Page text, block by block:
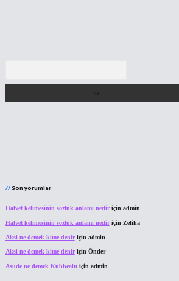
Son yorumlar
Halvet kelimesinin sözlük anlamı nediriçin admin
Halvet kelimesinin sözlük anlamı nediriçin Zeliha
Aksi ne demek kime deniriçin admin
Aksi ne demek kime deniriçin Önder
Asude ne demek Kubbealtı için admin